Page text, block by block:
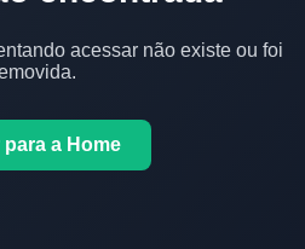
acessar não existe ou foi
para a Home